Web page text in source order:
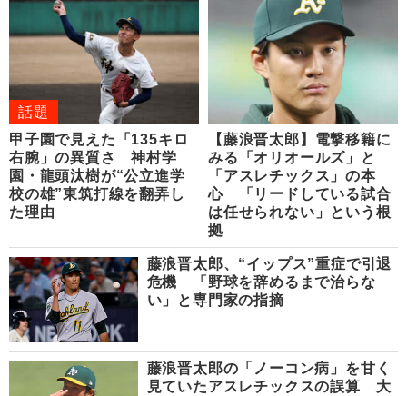
話題
甲子園で見えた「135キロ
右腕」の異質さ 神村学
園・龍頭汰樹が“公立進学
校の雄”東筑打線を翻弄し
た理由
【藤浪晋太郎】電撃移籍に
みる「オリオールズ」と
「アスレチックス」の本
心 「リードしている試合
は任せられない」という根
拠
藤浪晋太郎、“イップス”重症で引退
危機 「野球を辞めるまで治らな
い」と専門家の指摘
藤浪晋太郎の「ノーコン病」を甘く
見ていたアスレチックスの誤算 大